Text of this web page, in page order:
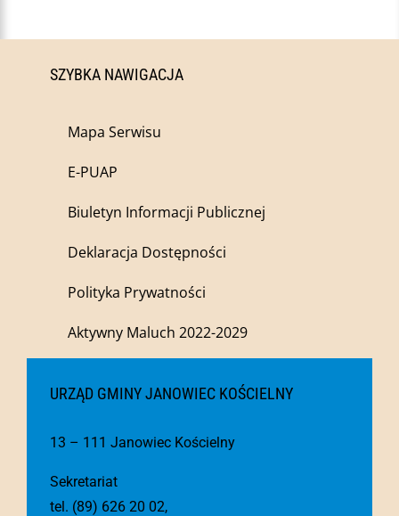
SZYBKA NAWIGACJA
Mapa Serwisu
E-PUAP
Biuletyn Informacji Publicznej
Deklaracja Dostępności
Polityka Prywatności
Aktywny Maluch 2022-2029
URZĄD GMINY JANOWIEC KOŚCIELNY
13 – 111 Janowiec Kościelny
Sekretariat
tel. (89) 626 20 02,